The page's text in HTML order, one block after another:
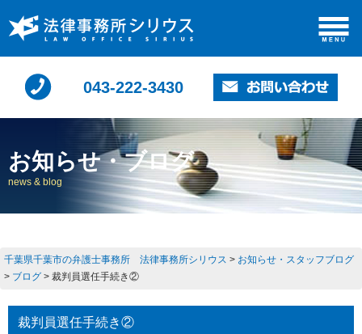
043-222-3430
お知らせ・ブログ
news & blog
千葉県千葉市の弁護士事務所 法律事務所シリウス > お知らせ・スタッフブログ
> ブログ > 裁判員選任手続き②
裁判員選任手続き②